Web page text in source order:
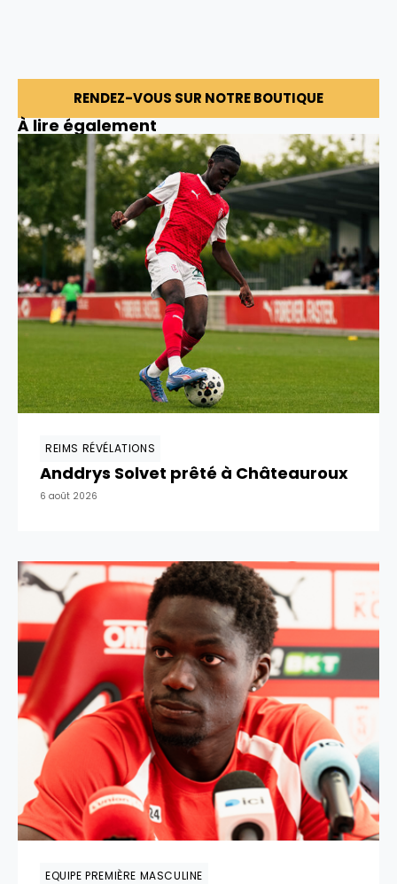
RENDEZ-VOUS SUR NOTRE BOUTIQUE
À lire également
REIMS RÉVÉLATIONS
Anddrys Solvet prêté à Châteauroux
6 août 2026
EQUIPE PREMIÈRE MASCULINE